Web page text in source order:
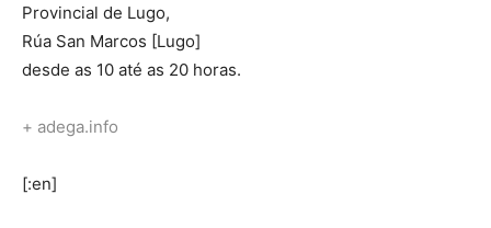
Provincial de Lugo,
Rúa San Marcos [Lugo]
desde as 10 até as 20 horas.
+ adega.info
[:en]